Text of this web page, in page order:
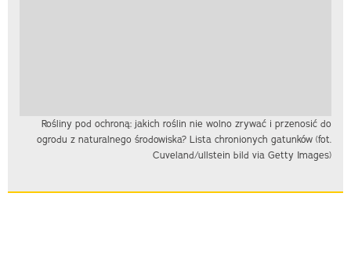
Rośliny pod ochroną: jakich roślin nie wolno zrywać i przenosić do
ogrodu z naturalnego środowiska? Lista chronionych gatunków (fot.
Cuveland/ullstein bild via Getty Images)